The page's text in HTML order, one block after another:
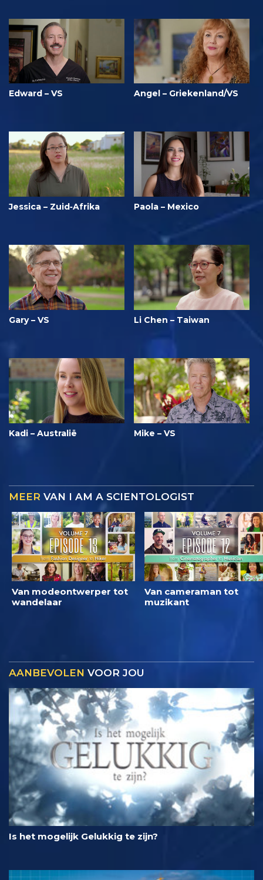
Edward – VS Angel – Griekenland/VS
Jessica – Zuid‑Afrika Paola – Mexico
Gary – VS Li Chen – Taiwan
Kadi – Australië Mike – VS
MEER VAN I AM A SCIENTOLOGIST
Van modeontwerper tot
wandelaar
Van cameraman tot
muzikant
AANBEVOLEN VOOR JOU
Is het mogelijk Gelukkig te zijn?